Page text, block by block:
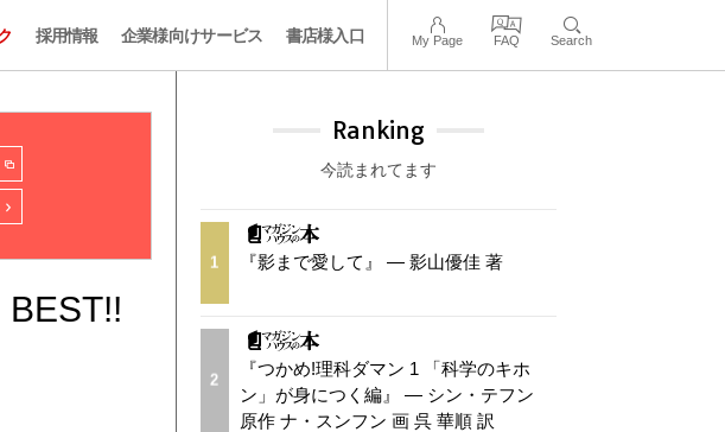
採用情報 企業様向けサービス 書店様入口 My Page FAQ Search
Ranking
今読まれてます
1 『影まで愛して』 — 影山優佳 著
2
『つかめ!理科ダマン 1 「科学のキホ
ン」が身につく編』 — シン・テフン
原作 ナ・スンフン 画 呉 華順 訳